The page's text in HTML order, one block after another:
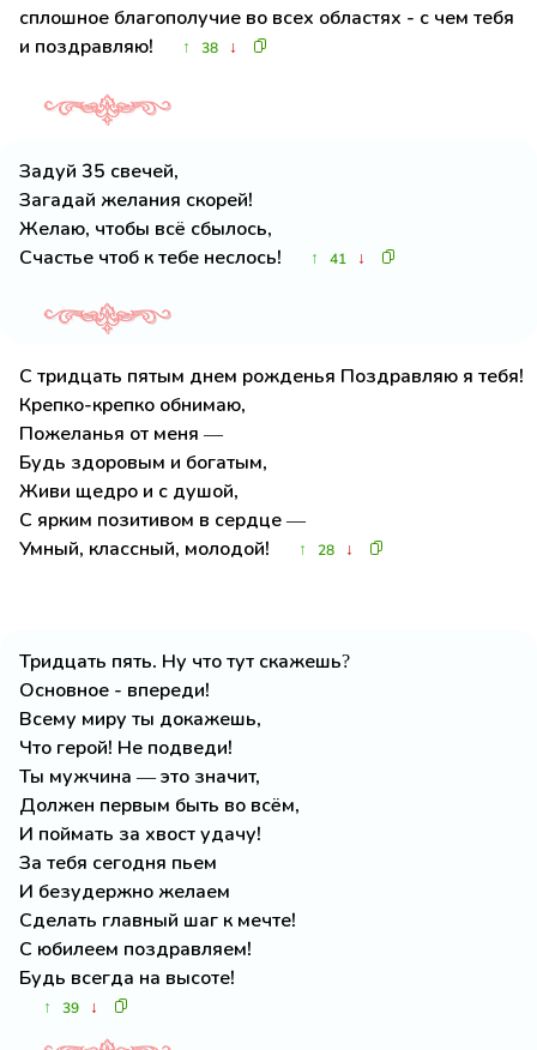
сплошное благополучие во всех областях - с чем тебя
и поздравляю!
↑ 38 ↓
Задуй 35 свечей,
Загадай желания скорей!
Желаю, чтобы всё сбылось,
Счастье чтоб к тебе неслось!
↑ 41 ↓
С тридцать пятым днем рожденья Поздравляю я тебя!
Крепко-крепко обнимаю,
Пожеланья от меня —
Будь здоровым и богатым,
Живи щедро и с душой,
С ярким позитивом в сердце —
Умный, классный, молодой!
↑ 28 ↓
Тридцать пять. Ну что тут скажешь?
Основное - впереди!
Всему миру ты докажешь,
Что герой! Не подведи!
Ты мужчина — это значит,
Должен первым быть во всём,
И поймать за хвост удачу!
За тебя сегодня пьем
И безудержно желаем
Сделать главный шаг к мечте!
С юбилеем поздравляем!
Будь всегда на высоте!
↑ 39 ↓